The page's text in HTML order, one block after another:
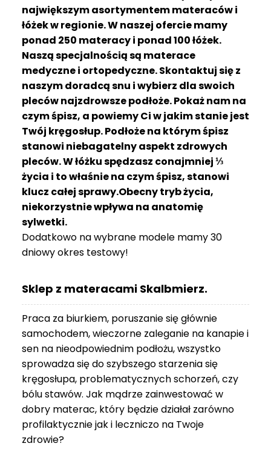
największym asortymentem materaców i
łóżek w regionie. W naszej ofercie mamy
ponad 250 materacy i ponad 100 łóżek.
Naszą specjalnością są materace
medyczne i ortopedyczne. Skontaktuj się z
naszym doradcą snu i wybierz dla swoich
pleców najzdrowsze podłoże. Pokaż nam na
czym śpisz, a powiemy Ci w jakim stanie jest
Twój kręgosłup. Podłoże na którym śpisz
stanowi niebagatelny aspekt zdrowych
pleców. W łóżku spędzasz conajmniej ⅓
życia i to właśnie na czym śpisz, stanowi
klucz całej sprawy.Obecny tryb życia,
niekorzystnie wpływa na anatomię
sylwetki.
Dodatkowo na wybrane modele mamy 30
dniowy okres testowy!
Sklep z materacami Skalbmierz.
Praca za biurkiem, poruszanie się głównie
samochodem, wieczorne zaleganie na kanapie i
sen na nieodpowiednim podłożu, wszystko
sprowadza się do szybszego starzenia się
kręgosłupa, problematycznych schorzeń, czy
bólu stawów. Jak mądrze zainwestować w
dobry materac, który będzie działał zarówno
profilaktycznie jak i leczniczo na Twoje
zdrowie?